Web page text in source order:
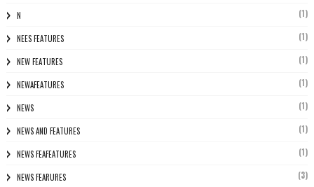
N (1)
NEES FEATURES (1)
NEW FEATURES (1)
NEWAFEATURES (1)
NEWS (1)
NEWS AND FEATURES (1)
NEWS FEAFEATURES (1)
NEWS FEARURES (3)